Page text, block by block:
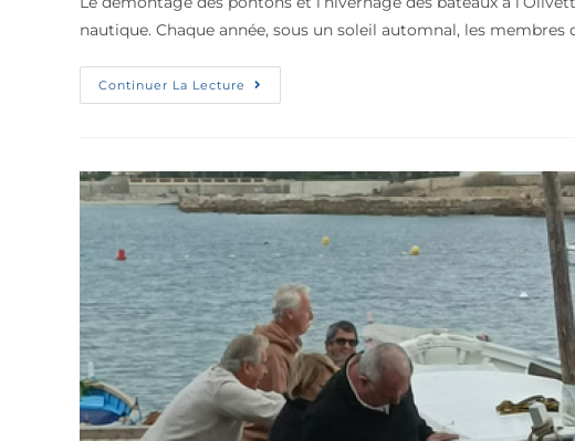
nautique. Chaque année, sous un soleil automnal, les membres
Continuer La Lecture